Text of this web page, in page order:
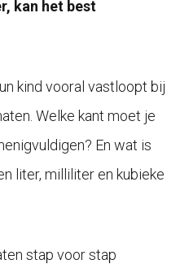
kan het best
kind vooral vastloopt bij
Welke kant moet je
En wat is
liter, milliliter en kubieke
stap voor stap